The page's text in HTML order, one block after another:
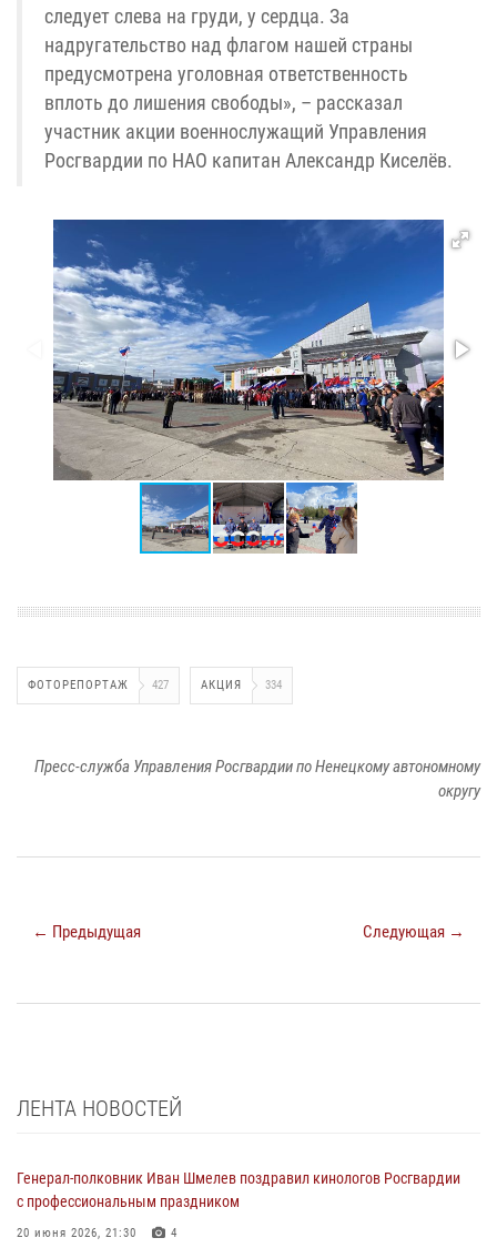
следует слева на груди, у сердца. За
надругательство над флагом нашей страны
предусмотрена уголовная ответственность
вплоть до лишения свободы», – рассказал
участник акции военнослужащий Управления
Росгвардии по НАО капитан Александр Киселёв.
ФОТОРЕПОРТАЖ 427 АКЦИЯ 334
Пресс-служба Управления Росгвардии по Ненецкому автономному
округу
← Предыдущая Следующая →
ЛЕНТА НОВОСТЕЙ
Генерал-полковник Иван Шмелев поздравил кинологов Росгвардии
с профессиональным праздником
20 июня 2026, 21:30 4